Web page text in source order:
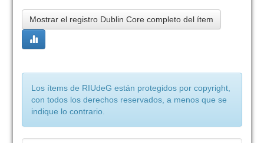
Mostrar el registro Dublin Core completo del ítem
Los ítems de RIUdeG están protegidos por copyright,
con todos los derechos reservados, a menos que se
indique lo contrario.